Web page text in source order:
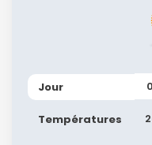
Jour
Températures